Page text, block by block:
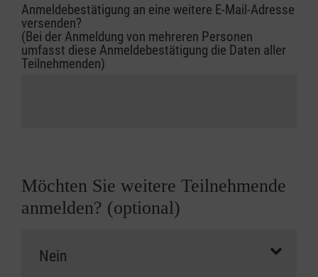
Anmeldebestätigung an eine weitere E-Mail-Adresse
versenden?
(Bei der Anmeldung von mehreren Personen
umfasst diese Anmeldebestätigung die Daten aller
Teilnehmenden)
Möchten Sie weitere Teilnehmende
anmelden? (optional)